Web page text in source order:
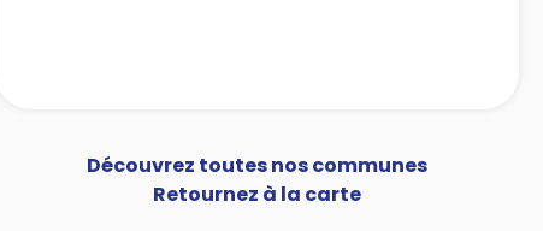
Découvrez toutes nos communes
Retournez à la carte